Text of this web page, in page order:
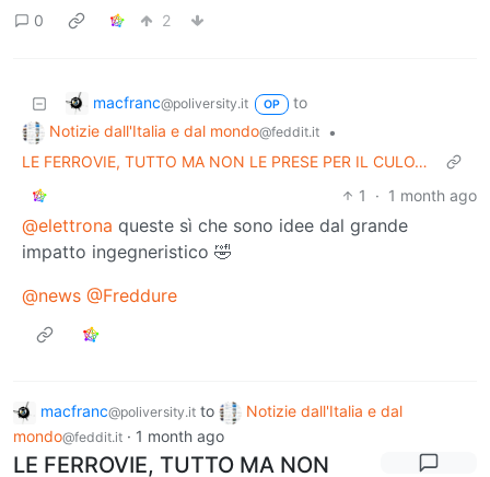
0 2
macfranc@poliversity.it OP
to
Notizie dall'Italia e dal mondo@feddit.it
•
LE FERROVIE, TUTTO MA NON LE PRESE PER IL CULO…
1
· 1 month ago
@elettrona queste sì che sono idee dal grande
impatto ingegneristico 🤣
@news @Freddure
macfranc@poliversity.it to
Notizie dall'Italia e dal
mondo@feddit.it · 1 month ago
LE FERROVIE, TUTTO MA NON